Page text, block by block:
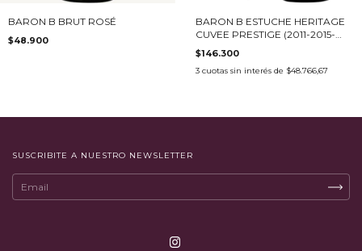
BARON B BRUT ROSÉ
$48.900
BARON B ESTUCHE HERITAGE
CUVEE PRESTIGE (2011-2015-
2019)
$146.300
3 cuotas sin interés de $48.766,67
SUSCRIBITE A NUESTRO NEWSLETTER